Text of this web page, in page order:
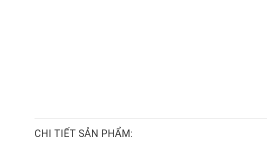
CHI TIẾT SẢN PHẨM: